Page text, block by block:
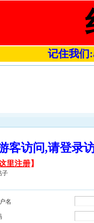
记住我们
客访问,请登
里注册】
子
名